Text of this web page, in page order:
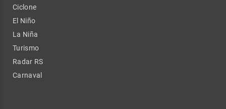
Ciclone
El Niño
La Niña
Turismo
Radar RS
Carnaval